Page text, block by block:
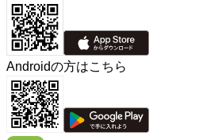
Androidの方はこちら